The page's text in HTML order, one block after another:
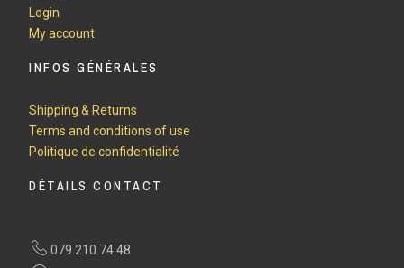
Login
My account
INFOS GÉNÉRALES
Shipping & Returns
Terms and conditions of use
Politique de confidentialité
DÉTAILS CONTACT
079.210.74.48